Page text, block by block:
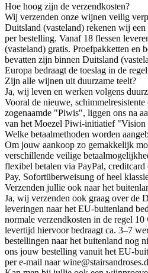
Hoe hoog zijn de verzendkosten?
Wij verzenden onze wijnen veilig
Duitsland (vasteland) rekenen wij
per bestelling. Vanaf 18 flessen
(vasteland) gratis. Proefpakketten en
bevatten zijn binnen Duitsland
Europa bedraagt de toeslag in de
Zijn alle wijnen uit duurzame teelt?
Ja, wij leven en werken volgens
Vooral de nieuwe, schimmelresistente
zogenaamde "Piwis", liggen ons na
van het Moezel Piwi-initiatief "Vision
Welke betaalmethoden worden
Om jouw aankoop zo gemakkelijk
verschillende veilige
flexibel betalen via PayPal,
Pay, Sofortüberweisung of heel
Verzenden jullie ook naar het
Ja, wij verzenden ook graag over de
leveringen naar het EU-buitenland
normale verzendkosten in de regel
levertijd hiervoor bedraagt ca. 3–7
bestellingen naar het buitenland nog
ons jouw bestelling vanuit het EU-
per e-mail naar